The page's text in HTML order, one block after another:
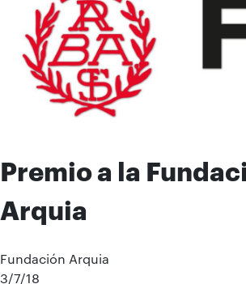
Premio a la
Arquia
Fundación Arquia
3/7/18